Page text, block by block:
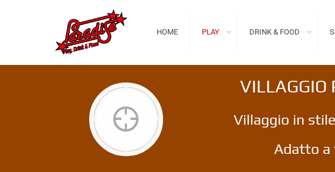
HOME PLAY DRINK & FOOD
VILLAGGIO
Villaggio in
Adatto a